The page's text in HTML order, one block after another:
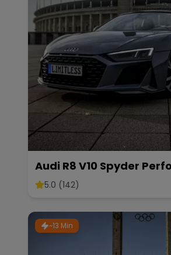
Audi R8 V10 Spyder
2024 mieten Cabrio
5.0 (142)
~13 Min